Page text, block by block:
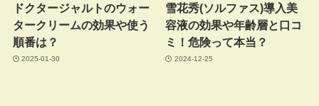
ドクタージャルトのウォー
タークリームの効果や使う
順番は？
2025-01-30
雪花秀(ソルファス)導入美
容液の効果や年齢層と口コ
ミ！危険って本当？
2024-12-25